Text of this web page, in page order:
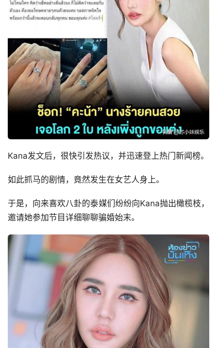
Kana发文后，很快引发热议，并迅速登上热门新闻榜。
如此抓马的剧情，竟然发生在女艺人身上。
于是，向来喜欢八卦的泰媒们纷纷向Kana抛出橄榄枝，
邀请她参加节目详细聊聊骗婚始末。